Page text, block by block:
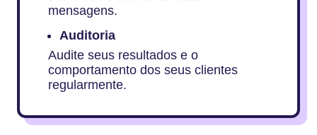
mensagens.
Auditoria
Audite seus resultados e o
comportamento dos seus clientes
regularmente.